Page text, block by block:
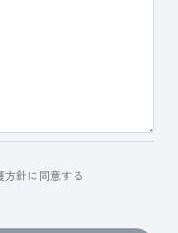
方針に同意する